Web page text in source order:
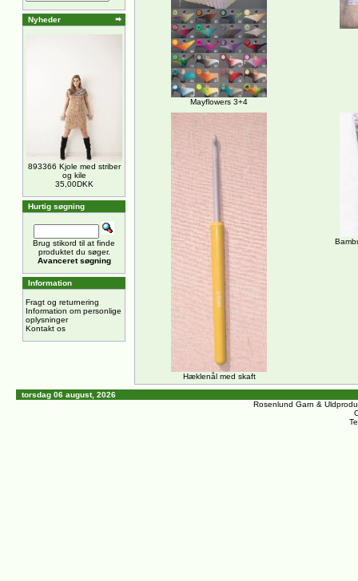
Nyheder
893366 Kjole med striber
og kile
35,00DKK
Hurtig søgning
Brug stikord til at finde
produktet du søger.
Avanceret søgning
Information
Fragt og returnering
Information om personlige
oplysninger
Kontakt os
Mayflowers 3+4
Hæklenål med skaft
torsdag 06 august, 2026
Rosenlund Garn &